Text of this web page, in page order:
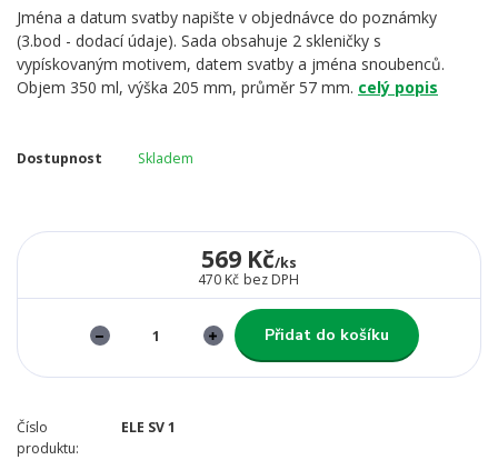
Jména a datum svatby napište v objednávce do poznámky
(3.bod - dodací údaje). Sada obsahuje 2 skleničky s
vypískovaným motivem, datem svatby a jména snoubenců.
Objem 350 ml, výška 205 mm, průměr 57 mm. celý popis
Dostupnost Skladem
569 Kč/ks
470 Kč bez DPH
Přidat do košíku
Číslo
produktu:
ELE SV 1